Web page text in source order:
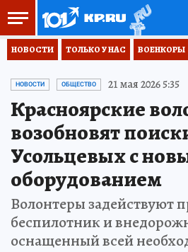
НОВОСТИ ТОЛЬКО У НАС ВОЕНКОРЫ
НОВОСТИ ОБЩЕСТВО 21 мая 2026 5:35
Красноярские
возобновят
Усольцевых с
оборудованием
Волонтеры
беспилотник и
оснащенный всей